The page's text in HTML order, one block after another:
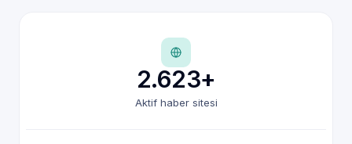
2.623+
Aktif haber sitesi